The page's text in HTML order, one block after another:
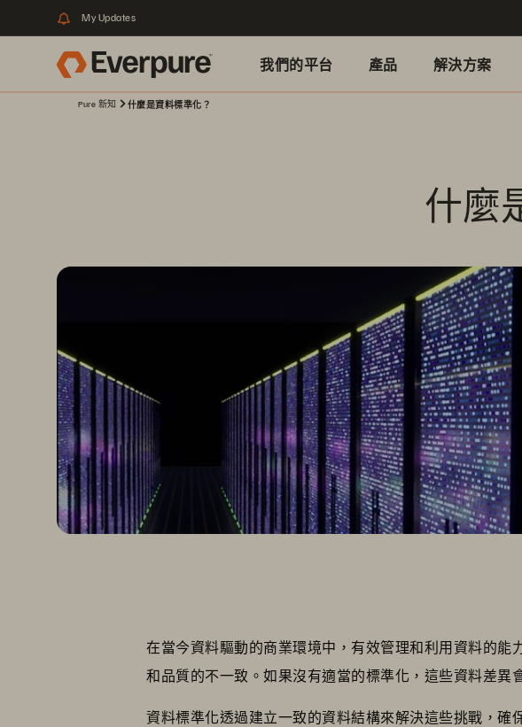
My Updates
我們的平台 產品 解決方案
Pure 新知 什麼是資料標準化？
什麼
在當今資料驅動的商業環境中，有效管理和利用資料的
和品質的不一致。如果沒有適當的標準化，這些資料差異
資料標準化透過建立一致的資料結構來解決這些挑戰，